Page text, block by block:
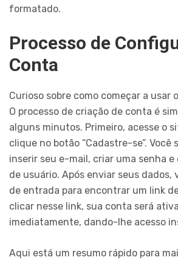
formatado.
Processo de
Conta
Curioso sobre como começar a usar
O processo de criação de conta é
alguns minutos. Primeiro, acesse o
clique no botão “Cadastre-se”. Você
inserir seu e-mail, criar uma senha
de usuário. Após enviar seus dados,
de entrada para encontrar um link
clicar nesse link, sua conta será
imediatamente, dando-lhe acesso
Aqui está um resumo rápido para